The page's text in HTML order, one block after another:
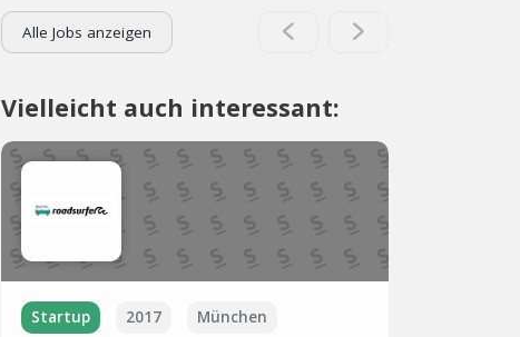
Alle Jobs anzeigen
Vielleicht auch interessant:
Startup 2017 München